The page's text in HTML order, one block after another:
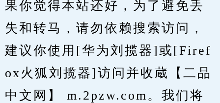
果你觉得本站还好，为了避免丢
失和转马，请勿依赖搜索访问，
建议你使用[华为刘揽器]或[Firef
ox火狐刘揽器]访问并收蔵【二品
中文网】 m.2pzw.com。我们将